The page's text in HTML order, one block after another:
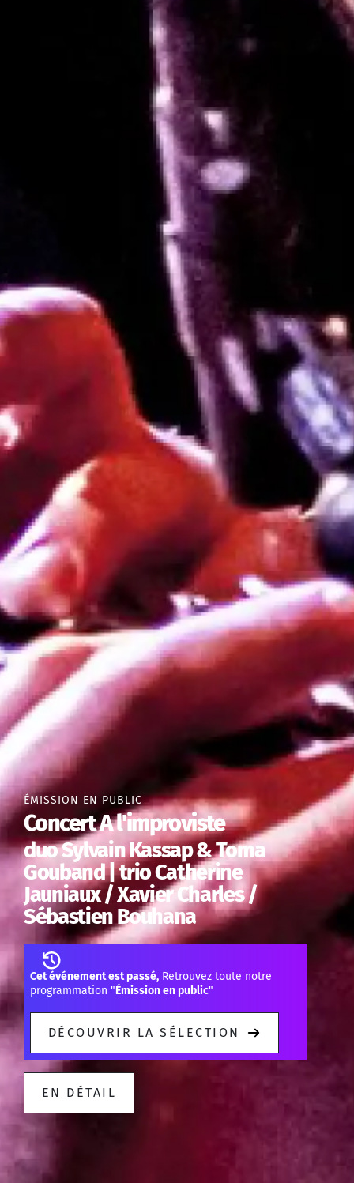
ÉMISSION EN PUBLIC
Concert A l'improviste
duo Sylvain Kassap & Toma
Gouband | trio Catherine
Jauniaux / Xavier Charles /
Sébastien Bouhana
Cet événement est passé, Retrouvez toute notre
programmation "Émission en public"
DÉCOUVRIR LA SÉLECTION
EN DÉTAIL